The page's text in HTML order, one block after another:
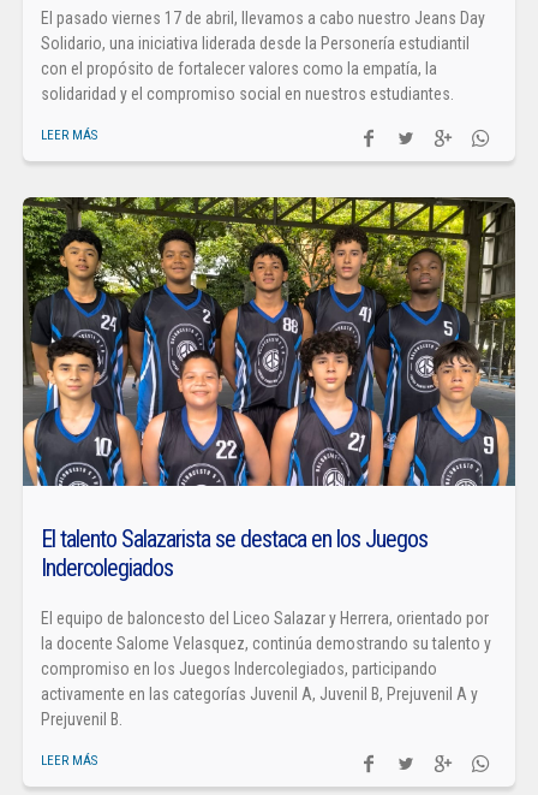
El pasado viernes 17 de abril, llevamos a cabo nuestro Jeans Day
Solidario, una iniciativa liderada desde la Personería estudiantil
con el propósito de fortalecer valores como la empatía, la
solidaridad y el compromiso social en nuestros estudiantes.
LEER MÁS
El talento Salazarista se destaca en los Juegos
Indercolegiados
El equipo de baloncesto del Liceo Salazar y Herrera, orientado por
la docente Salome Velasquez, continúa demostrando su talento y
compromiso en los Juegos Indercolegiados, participando
activamente en las categorías Juvenil A, Juvenil B, Prejuvenil A y
Prejuvenil B.
LEER MÁS